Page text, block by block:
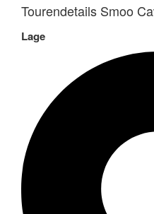
Tourendetails Smoo
Lage